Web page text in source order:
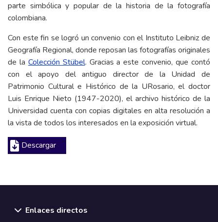
parte simbólica y popular de la historia de la fotografía
colombiana.
Con este fin se logró un convenio con el Instituto Leibniz de
Geografía Regional, donde reposan las fotografías originales
de la Colección Stübel. Gracias a este convenio, que contó
con el apoyo del antiguo director de la Unidad de
Patrimonio Cultural e Histórico de la URosario, el doctor
Luis Enrique Nieto (1947-2020), el archivo histórico de la
Universidad cuenta con copias digitales en alta resolución a
la vista de todos los interesados en la exposición virtual.
Descargar
Enlaces directos